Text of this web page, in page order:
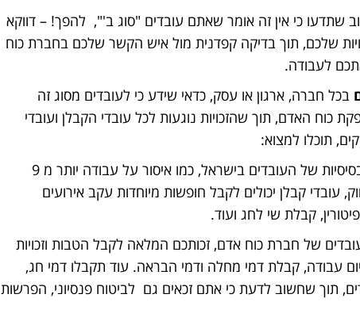
כי אין זה אומר שאתם עובדים "סוג ב'", להפך! – דווקא
שלכם, תוך בדיקה קפדנית מול איש הקשר שלכם בחברת כוח
לעבודה.
בכל חברה, ארגון או עסק, כדאי שידע כי לעובדים מסוג זה
כוח האדם, תוך שהזכויות נוגעות לכל עובדי הקבלן ועובדי
תוכלו למצוא:
– כל עובד כוח אדם זכאי לזכויות הבסיסיות של העובדים בישראל, כמו איסור על עבודה יותר מ 9
קבלן יכולים לקבל חופשות מיוחדות עקב אירועים
קבלת שי לחג ועוד.
של חברת כוח אדם, זכותכם המלאה לקבל הטבות וזכויות
עבודה, קבלת דמי מחלה ודמי הבראה. עוד תקבלו דמי חג,
תוך שחשוב לדעת כי אתם זכאים גם לביטוח פנסיוני, הפרשות